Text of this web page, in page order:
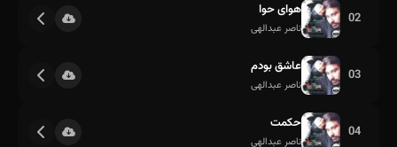
02 هوای حوا
ناصر عبدالهی
03 عاشق بودم
ناصر عبدالهی
04 حکمت
ناصر عبدالهی